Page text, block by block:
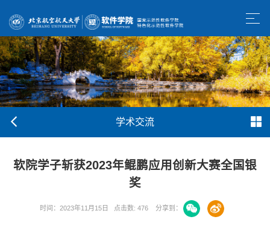
学术交流
软院学子斩获2023年鲲鹏应用创新大赛全国银
奖
时间：2023年11月15日 点击数: 476 分享到：